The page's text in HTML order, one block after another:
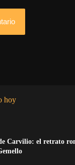
hoy
Carvilio: el retrato